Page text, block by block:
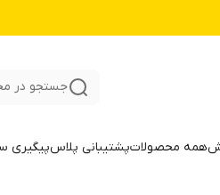
جستجو در
همه محصولاتپشتیبانی پلاسپیگیری